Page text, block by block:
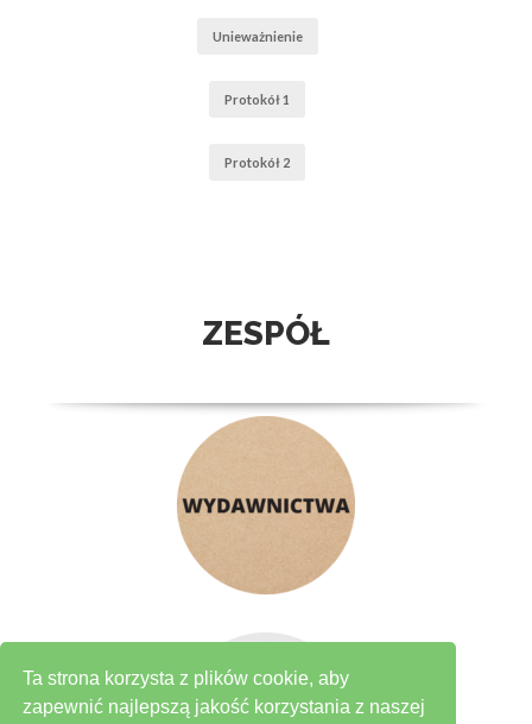
Ta strona korzysta z plików cookie, aby
zapewnić najlepszą jakość korzystania z naszej
Unieważnienie
Protokół 1
Protokół 2
ZESPÓŁ